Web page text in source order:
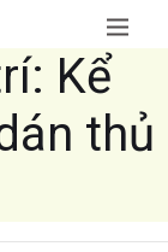
Kể
thủ